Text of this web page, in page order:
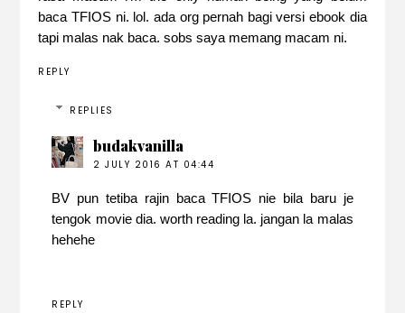
baca TFIOS ni. lol. ada org pernah bagi versi ebook dia
tapi malas nak baca. sobs saya memang macam ni.
REPLY
REPLIES
budakvanilla
2 JULY 2016 AT 04:44
BV pun tetiba rajin baca TFIOS nie bila baru je
tengok movie dia. worth reading la. jangan la malas
hehehe
REPLY